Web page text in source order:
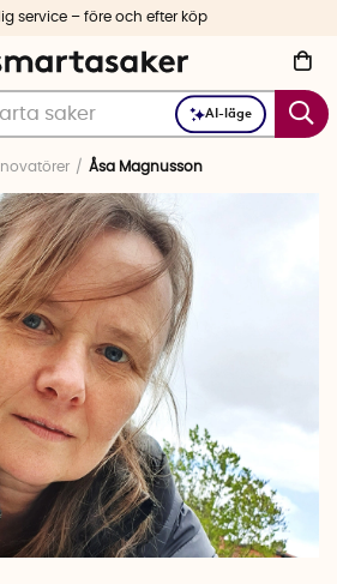
AI-läge
service – före och efter köp
Åsa Magnusson